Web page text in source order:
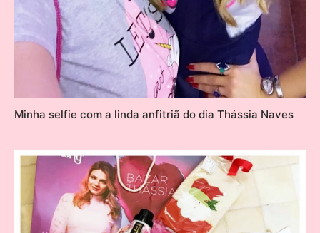
Minha selfie com a linda anfitriã do dia Thássia Naves